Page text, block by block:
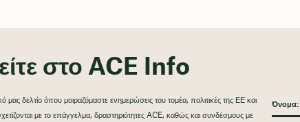
στο ACE Info
μας δελτίο όπου μοιραζόμαστε ενημερώσεις του τομέα, πολιτικές της ΕΕ και
με το επάγγελμα, δραστηριότητες ACE, καθώς και συνδέσμους με